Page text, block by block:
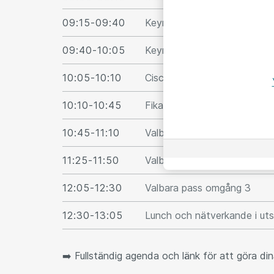
09:15-09:40 Keynote med Peter Mann,
09:40-10:05 Keynote med Tobias
10:05-10:10 Cisco: Inspirerande case
10:10-10:45 Fika och nätverkande i
10:45-11:10 Valbara pass omgång 1
11:25-11:50 Valbara pass omgång 2
12:05-12:30 Valbara pass omgång 3
12:30-13:05 Lunch och nätverkande i
➡️ Fullständig agenda och länk för att göra